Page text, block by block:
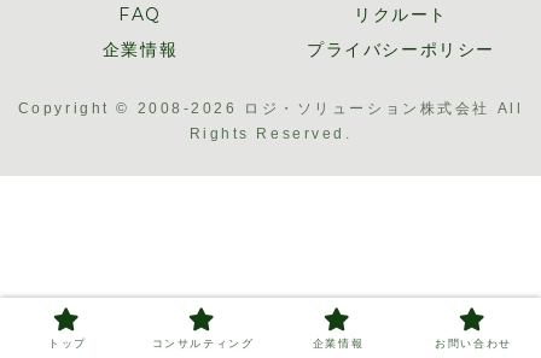
FAQ
リクルート
企業情報
プライバシーポリシー
Copyright © 2008-2026 ロジ・ソリューション株式会社 All
Rights Reserved.
トップ コンサルティング 企業情報 お問い合わせ